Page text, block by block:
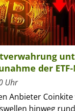
der
Uhr
Anbieter
hinweg